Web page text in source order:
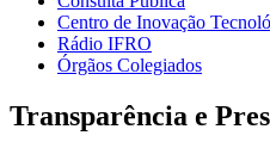
Centro de Inovação
Rádio IFRO
Órgãos Colegiados
Transparência e